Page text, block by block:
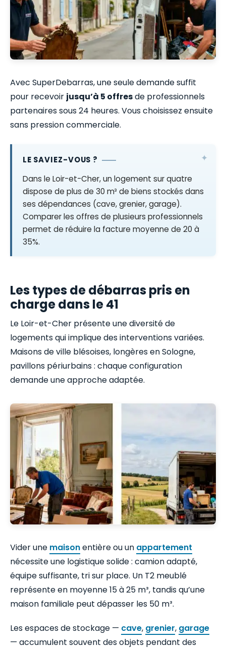
Avec SuperDebarras, une seule demande suffit
pour recevoir jusqu’à 5 offresde professionnels
partenaires sous 24 heures. Vous choisissez ensuite
sans pression commerciale.
LE SAVIEZ-VOUS ?
Dans le Loir-et-Cher, un logement sur quatre
dispose de plus de 30 m³ de biens stockés dans
ses dépendances (cave, grenier, garage).
Comparer les offres de plusieurs professionnels
permet de réduire la facture moyenne de 20 à
35%.
Les types de débarras pris en
charge dans le 41
Le Loir-et-Cher présente une diversité de
logements qui implique des interventions variées.
Maisons de ville blésoises, longères en Sologne,
pavillons périurbains : chaque configuration
demande une approche adaptée.
Vider une maisonentière ou un appartement
nécessite une logistique solide : camion adapté,
équipe suffisante, tri sur place. Un T2 meublé
représente en moyenne 15 à 25 m³, tandis qu’une
maison familiale peut dépasser les 50 m³.
Les espaces de stockage — cave, grenier, garage
— accumulent souvent des objets pendant des